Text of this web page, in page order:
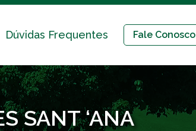
Dúvidas Frequentes Fale Conosco
SANT ‘ANA